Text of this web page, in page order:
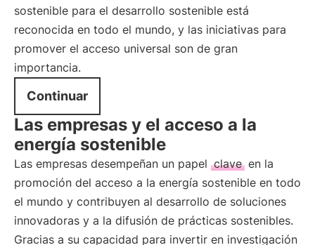
sostenible para el desarrollo sostenible está
reconocida en todo el mundo, y las iniciativas para
promover el acceso universal son de gran
importancia.
Continuar
Las empresas y el acceso a la
energía sostenible
Las empresas desempeñan un papel clave en la
promoción del acceso a la energía sostenible en todo
el mundo y contribuyen al desarrollo de soluciones
innovadoras y a la difusión de prácticas sostenibles.
Gracias a su capacidad para invertir en investigación